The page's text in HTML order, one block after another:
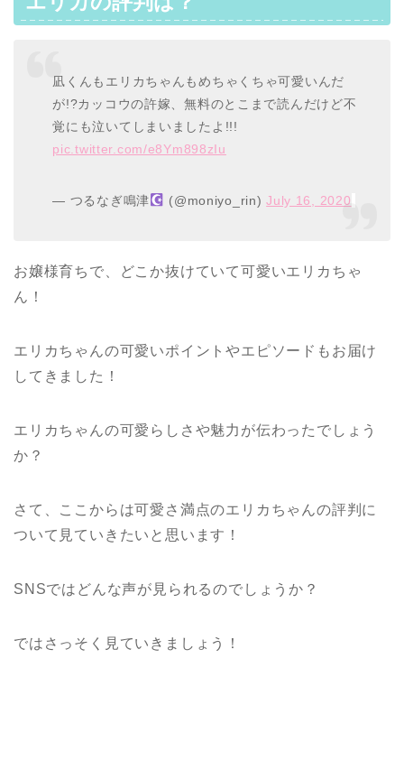
凪くんもエリカちゃんもめちゃくちゃ可愛いんだ
が!?カッコウの許嫁、無料のとこまで読んだけど不
覚にも泣いてしまいましたよ!!!
pic.twitter.com/e8Ym898zIu
— つるなぎ鳴津 (@moniyo_rin)July 16, 2020
お嬢様育ちで、どこか抜けていて可愛いエリカちゃ
ん！
エリカちゃんの可愛いポイントやエピソードもお届け
してきました！
エリカちゃんの可愛らしさや魅力が伝わったでしょう
か？
さて、ここからは可愛さ満点のエリカちゃんの評判に
ついて見ていきたいと思います！
SNSではどんな声が見られるのでしょうか？
ではさっそく見ていきましょう！